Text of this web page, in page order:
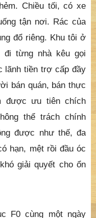
Chiều tối, có xe
tận nơi. Rác của
đổ riêng. Khu tôi ở
từng nhà kêu gọi
lãnh tiền trợ cấp đầy
bán quán, bán thực
được ưu tiên chích
thể trách chính
được như thế, đa
hạn, mệt rồi đầu óc
giải quyết cho ổn
F0 cùng một ngày